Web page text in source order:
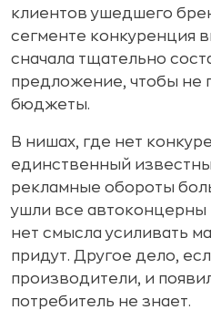
клиентов ушедшего
сегменте конкуренция
сначала тщательно
предложение, чтобы не
бюджеты.
В нишах, где нет
единственный
рекламные обороты
ушли все автоконцерны
нет смысла усиливать
придут. Другое дело,
производители, и
потребитель не знает.